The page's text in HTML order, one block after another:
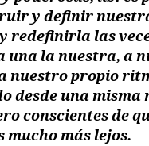
y definir
redefinirla las
una la nuestra, a
nuestro propio
desde una misma
conscientes de
mucho más lejos.